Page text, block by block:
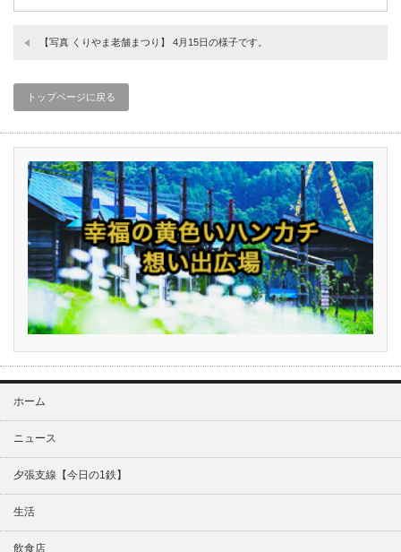
【写真 くりやま老舗まつり】 4月15日の様子です。
トップページに戻る
ホーム
ニュース
夕張支線【今日の1鉄】
生活
飲食店